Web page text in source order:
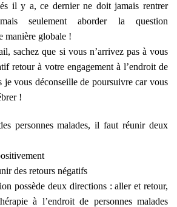
il y a, ce dernier ne doit jamais rentrer
seulement aborder la question
manière globale !
sachez que si vous n’arrivez pas à vous
retour à votre engagement à l’endroit de
je vous déconseille de poursuivre car vous
!
personnes malades, il faut réunir deux
des retours négatifs
possède deux directions : aller et retour,
à l’endroit de personnes malades